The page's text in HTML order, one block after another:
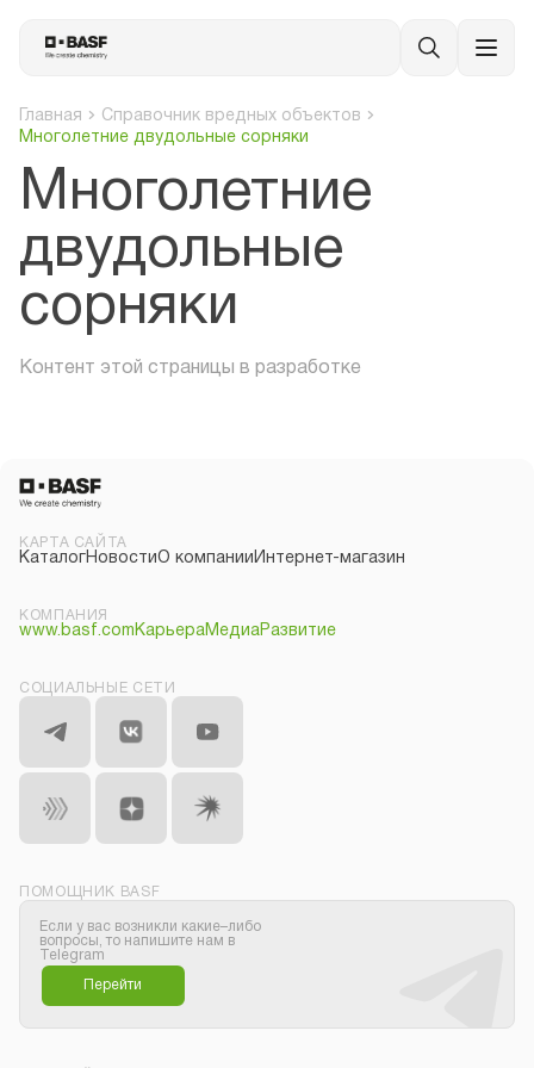
Главная
Справочник вредных объектов
Многолетние двудольные сорняки
Многолетние
двудольные
сорняки
Контент этой страницы в разработке
КАРТА САЙТА
КаталогНовостиО компании Интернет-магазин
КОМПАНИЯ
www.basf.com КарьераМедиаРазвитие
СОЦИАЛЬНЫЕ СЕТИ
ПОМОЩНИК BASF
Если у вас возникли какие–либо
вопросы, то напишите нам в
Telegram
Перейти